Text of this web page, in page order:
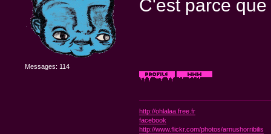
Messages: 114
C'est parce
http://ohlalaa.free.fr
facebook
http://www.flickr.com/photos/arnushorribilis